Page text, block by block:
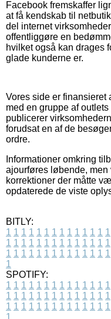
Facebook fremskaffer
at få kendskab til
del internet
offentliggøre en
hvilket også kan drages
glade kunderne er.
Vores side er
med en gruppe af
publicerer
forudsat en af de
ordre.
Informationer omkring
ajourføres løbende, men
korrektioner der måtte
opdaterede de viste
BITLY:
1 1 1 1 1 1 1 1 1 1 1 1 1 1
1 1 1 1 1 1 1 1 1 1 1 1 1 1
1 1 1 1 1 1 1 1 1 1 1 1 1 1
1
SPOTIFY:
1 1 1 1 1 1 1 1 1 1 1 1 1 1
1 1 1 1 1 1 1 1 1 1 1 1 1 1
1 1 1 1 1 1 1 1 1 1 1 1 1 1
1